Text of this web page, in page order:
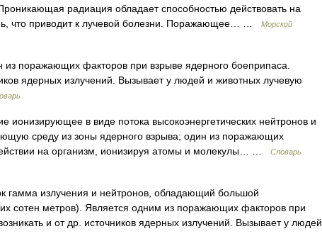
радиация обладает способностью действовать на
что приводит к лучевой болезни. Поражающее… …
Морской
поражающих факторов при взрыве ядерного боеприпаса.
ядерных излучений. Вызывает у людей и животных лучевую
ионизирующее в виде потока высокоэнергетических нейтронов и
среду из зоны ядерного взрыва; один из поражающих
на организм, ионизируя атомы и молекулы… …
Словарь
гамма излучения и нейтронов, обладающий большой
сотен метров). Является одним из поражающих факторов при
и от др. источников ядерных излучений. Вызывает у людей